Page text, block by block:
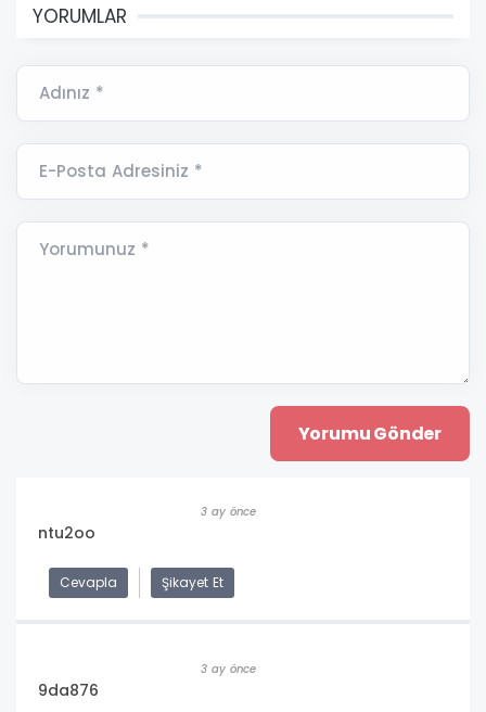
YORUMLAR
Adınız *
E-Posta Adresiniz *
Yorumunuz *
3 ay önce
ntu2oo
Cevapla Şikayet Et
3 ay önce
9da876